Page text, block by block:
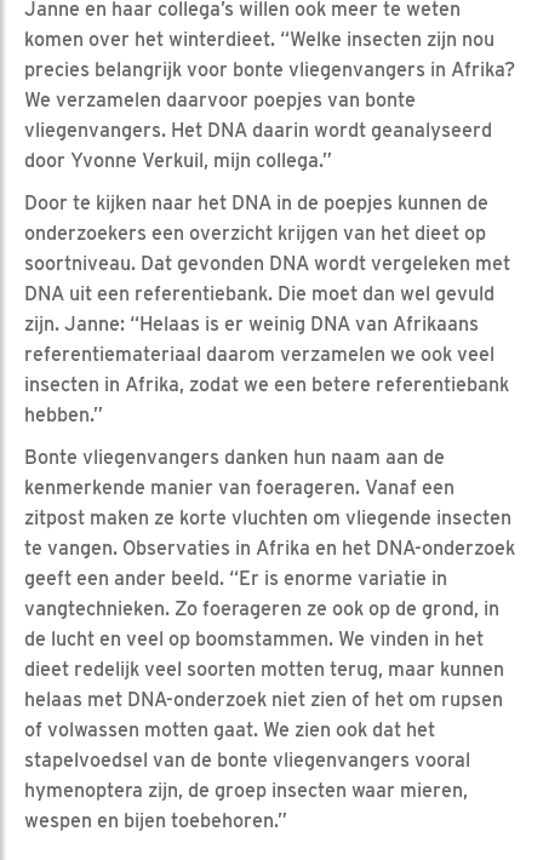
Janne en haar collega’s willen ook meer te weten
komen over het winterdieet. “Welke insecten zijn nou
precies belangrijk voor bonte vliegenvangers in Afrika?
We verzamelen daarvoor poepjes van bonte
vliegenvangers. Het DNA daarin wordt geanalyseerd
door Yvonne Verkuil, mijn collega.”
Door te kijken naar het DNA in de poepjes kunnen de
onderzoekers een overzicht krijgen van het dieet op
soortniveau. Dat gevonden DNA wordt vergeleken met
DNA uit een referentiebank. Die moet dan wel gevuld
zijn. Janne: “Helaas is er weinig DNA van Afrikaans
referentiemateriaal daarom verzamelen we ook veel
insecten in Afrika, zodat we een betere referentiebank
hebben.”
Bonte vliegenvangers danken hun naam aan de
kenmerkende manier van foerageren. Vanaf een
zitpost maken ze korte vluchten om vliegende insecten
te vangen. Observaties in Afrika en het DNA-onderzoek
geeft een ander beeld. “Er is enorme variatie in
vangtechnieken. Zo foerageren ze ook op de grond, in
de lucht en veel op boomstammen. We vinden in het
dieet redelijk veel soorten motten terug, maar kunnen
helaas met DNA-onderzoek niet zien of het om rupsen
of volwassen motten gaat. We zien ook dat het
stapelvoedsel van de bonte vliegenvangers vooral
hymenoptera zijn, de groep insecten waar mieren,
wespen en bijen toebehoren.”